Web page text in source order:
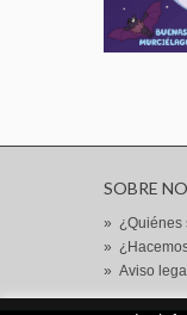
SOBRE
» ¿Quiénes
»
» Aviso